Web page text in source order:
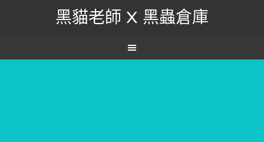
黑貓老師 X 黑蟲倉庫